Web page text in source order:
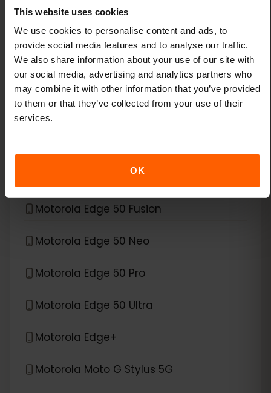
This website uses cookies
We use cookies to personalise content and ads, to
provide social media features and to analyse our traffic.
We also share information about your use of our site with
our social media, advertising and analytics partners who
may combine it with other information that you’ve provided
to them or that they’ve collected from your use of their
services.
OK
Xiaomi Redmi Note 13 Pro
Xiaomi Redmi Note 13 Pro Plus
eSIM互換デバイスMotorola*
Motorola Edge 40 Neo
Motorola Edge 40 Pro
Motorola Edge 50 Fusion
Motorola Edge 50 Neo
Motorola Edge 50 Pro
Motorola Edge 50 Ultra
Motorola Edge+
Motorola Moto G Stylus 5G